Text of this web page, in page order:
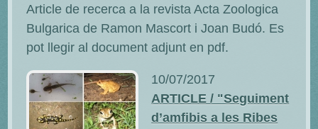
Article de recerca a la revista Acta Zoologica
Bulgarica de Ramon Mascort i Joan Budó. Es
pot llegir al document adjunt en pdf.
10/07/2017
ARTICLE / "Seguiment
d’amfibis a les Ribes